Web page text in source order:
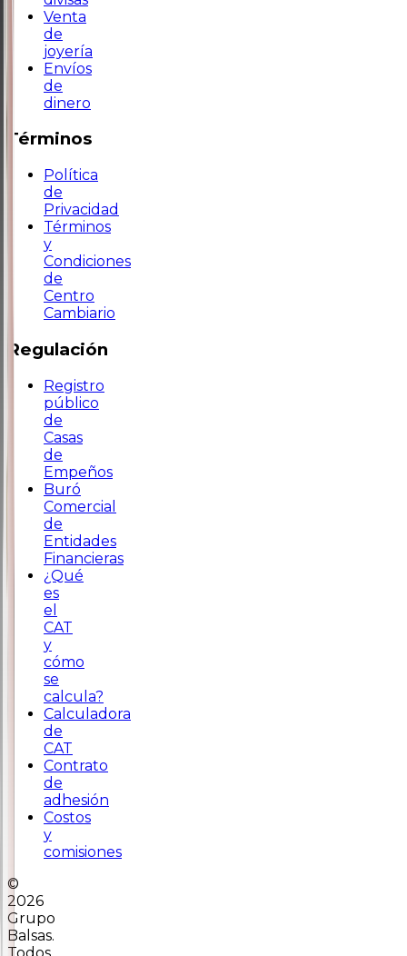
Venta
de
joyería
Envíos
de
dinero
Términos
Política
de
Privacidad
Términos
y
Condiciones
de
Centro
Cambiario
Regulación
Registro
público
de
Casas
de
Empeños
Buró
Comercial
de
Entidades
Financieras
¿Qué
es
el
CAT
y
cómo
se
calcula?
Calculadora
de
CAT
Contrato
de
adhesión
Costos
y
comisiones
©
2026
Grupo
Balsas.
Todos